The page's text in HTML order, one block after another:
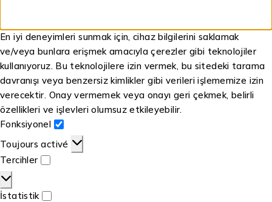
En iyi deneyimleri sunmak için, cihaz bilgilerini saklamak
ve/veya bunlara erişmek amacıyla çerezler gibi teknolojiler
kullanıyoruz. Bu teknolojilere izin vermek, bu sitedeki tarama
davranışı veya benzersiz kimlikler gibi verileri işlememize izin
verecektir. Onay vermemek veya onayı geri çekmek, belirli
özellikleri ve işlevleri olumsuz etkileyebilir.
Fonksiyonel
Toujours activé
Tercihler
İstatistik